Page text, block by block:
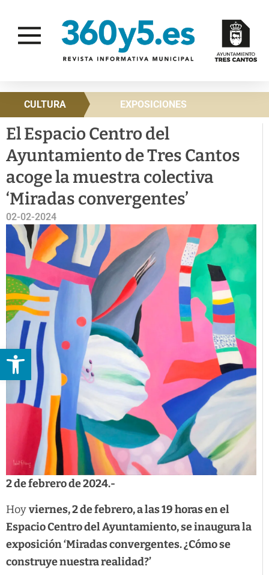
Abrir barra de herramientas
CULTURA EXPOSICIONES
El Espacio Centro del
Ayuntamiento de Tres Cantos
acoge la muestra colectiva
‘Miradas convergentes’
02-02-2024
2 de febrero de 2024.-
Hoyviernes, 2 de febrero, a las 19 horas en el
Espacio Centro del Ayuntamiento, se inaugura la
exposición ‘Miradas convergentes. ¿Cómo se
construye nuestra realidad?’